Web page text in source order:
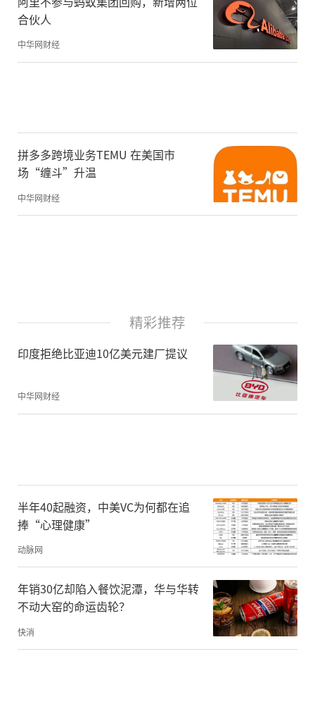
合伙人
中华网财经
拼多多跨境业务TEMU 在美国市
场“缠斗”升温
中华网财经
精彩推荐
印度拒绝比亚迪10亿美元建厂提议
中华网财经
半年40起融资，中美VC为何都在追
捧“心理健康”
动脉网
年销30亿却陷入餐饮泥潭，华与华转
不动大窑的命运齿轮？
快消